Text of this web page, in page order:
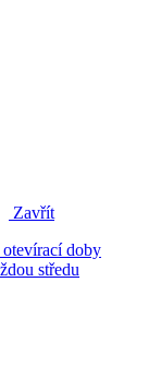
Zavřít
doby
středu